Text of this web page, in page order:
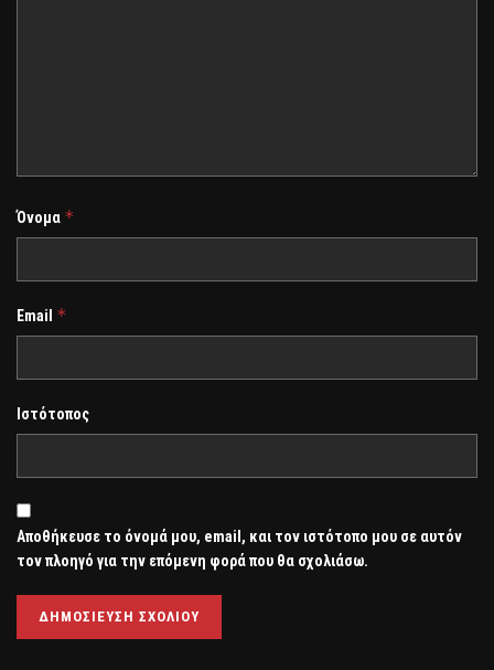
Όνομα *
Email *
Ιστότοπος
Αποθήκευσε το όνομά μου, email, και τον ιστότοπο μου σε αυτόν
τον πλοηγό για την επόμενη φορά που θα σχολιάσω.